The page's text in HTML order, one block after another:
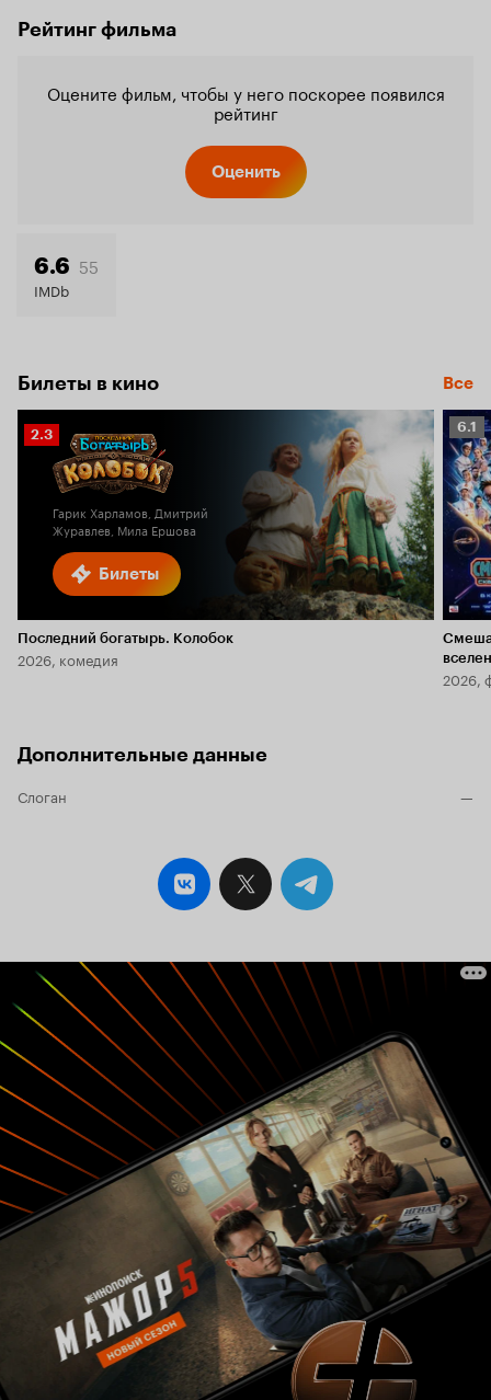
Рейтинг фильма
Оцените фильм, чтобы у него поскорее появился
рейтинг
Оценить
6.6 55
IMDb
Билеты в кино Все
Билеты
Рейтинг
Кинопоиска
2.3
Гарик Харламов, Дмитрий
Журавлев, Мила Ершова
Последний богатырь. Колобок
2026, комедия
6.1
6.1
2026,
Дополнительные данные
Слоган —